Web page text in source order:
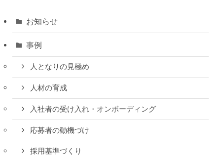
お知らせ
事例
人となりの見極め
人材の育成
入社者の受け入れ・オンボーディング
応募者の動機づけ
採用基準づくり